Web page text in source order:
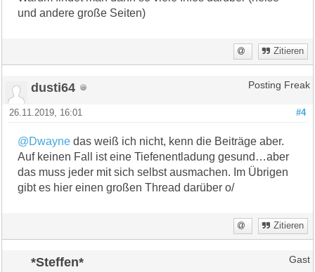
und andere große Seiten)
Zitieren
dusti64 Posting Freak
#4
26.11.2019, 16:01
@Dwayne das weiß ich nicht, kenn die Beiträge aber.
Auf keinen Fall ist eine Tiefenentladung gesund…aber
das muss jeder mit sich selbst ausmachen. Im Übrigen
gibt es hier einen großen Thread darüber o/
Zitieren
*Steffen* Gast